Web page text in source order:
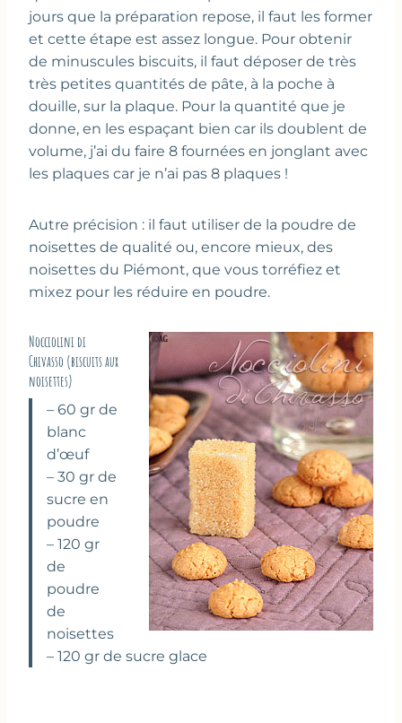
jours que la préparation repose, il faut les former
et cette étape est assez longue. Pour obtenir
de minuscules biscuits, il faut déposer de très
très petites quantités de pâte, à la poche à
douille, sur la plaque. Pour la quantité que je
donne, en les espaçant bien car ils doublent de
volume, j’ai du faire 8 fournées en jonglant avec
les plaques car je n’ai pas 8 plaques !
Autre précision : il faut utiliser de la poudre de
noisettes de qualité ou, encore mieux, des
noisettes du Piémont, que vous torréfiez et
mixez pour les réduire en poudre.
Nocciolini di
Chivasso (biscuits aux
noisettes)
– 60 gr de
blanc
d’œuf
– 30 gr de
sucre en
poudre
– 120 gr
de
poudre
de
noisettes
– 120 gr de sucre glace